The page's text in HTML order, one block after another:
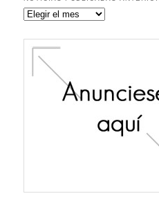
Noticias
anteriormente